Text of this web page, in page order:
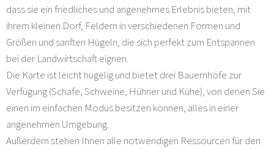
dass sie ein friedliches und angenehmes Erlebnis bieten, mit
ihrem kleinen Dorf, Feldern in verschiedenen Formen und
Größen und sanften Hügeln, die sich perfekt zum Entspannen
bei der Landwirtschaft eignen.
Die Karte ist leicht hügelig und bietet drei Bauernhöfe zur
Verfügung (Schafe, Schweine, Hühner und Kühe), von denen Sie
einen im einfachen Modus besitzen können, alles in einer
angenehmen Umgebung.
Außerdem stehen Ihnen alle notwendigen Ressourcen für den